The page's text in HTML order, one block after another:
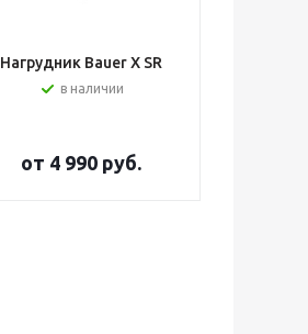
Нагрудник Bauer X SR
в наличии
от 4 990 руб.